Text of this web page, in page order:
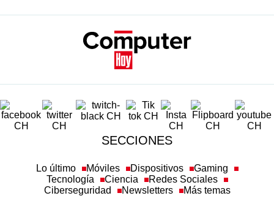
SECCIONES
Lo último Móviles Dispositivos
Gaming
Tecnología
Ciencia
Redes Sociales
Ciberseguridad
Newsletters Más temas